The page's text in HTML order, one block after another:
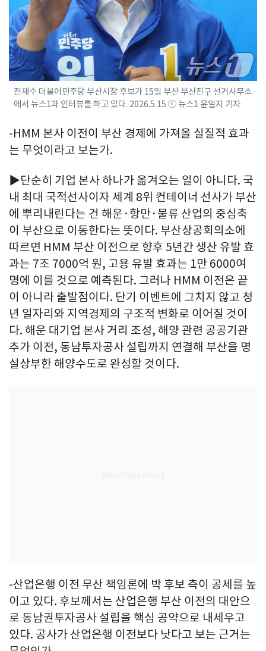
전재수 더불어민주당 부산시장 후보가 15일 부산 부산진구 선거사무소
에서 뉴스1과 인터뷰를 하고 있다. 2026.5.15 ⓒ 뉴스1 윤일지 기자
-HMM 본사 이전이 부산 경제에 가져올 실질적 효과
는 무엇이라고 보는가.
▶단순히 기업 본사 하나가 옮겨오는 일이 아니다. 국
내 최대 국적선사이자 세계 8위 컨테이너 선사가 부산
에 뿌리내린다는 건 해운·항만·물류 산업의 중심축
이 부산으로 이동한다는 뜻이다. 부산상공회의소에
따르면 HMM 부산 이전으로 향후 5년간 생산 유발 효
과는 7조 7000억 원, 고용 유발 효과는 1만 6000여
명에 이를 것으로 예측된다. 그러나 HMM 이전은 끝
이 아니라 출발점이다. 단기 이벤트에 그치지 않고 청
년 일자리와 지역경제의 구조적 변화로 이어질 것이
다. 해운 대기업 본사 거리 조성, 해양 관련 공공기관
추가 이전, 동남투자공사 설립까지 연결해 부산을 명
실상부한 해양수도로 완성할 것이다.
-산업은행 이전 무산 책임론에 박 후보 측이 공세를 높
이고 있다. 후보께서는 산업은행 부산 이전의 대안으
로 동남권투자공사 설립을 핵심 공약으로 내세우고
있다. 공사가 산업은행 이전보다 낫다고 보는 근거는